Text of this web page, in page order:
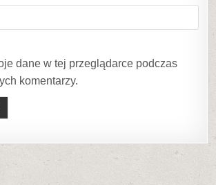
dane w tej przeglądarce podczas
komentarzy.